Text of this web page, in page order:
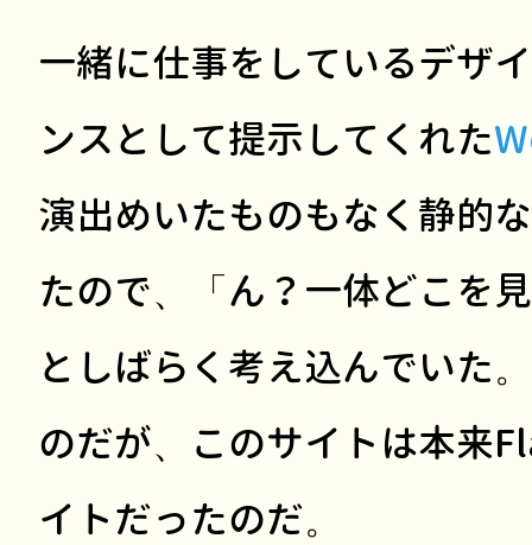
一緒に仕事をしているデザ
ンスとして提示してくれた
演出めいたものもなく静的
たので、「ん？一体どこを
としばらく考え込んでいた
のだが、このサイトは本来
イトだったのだ。